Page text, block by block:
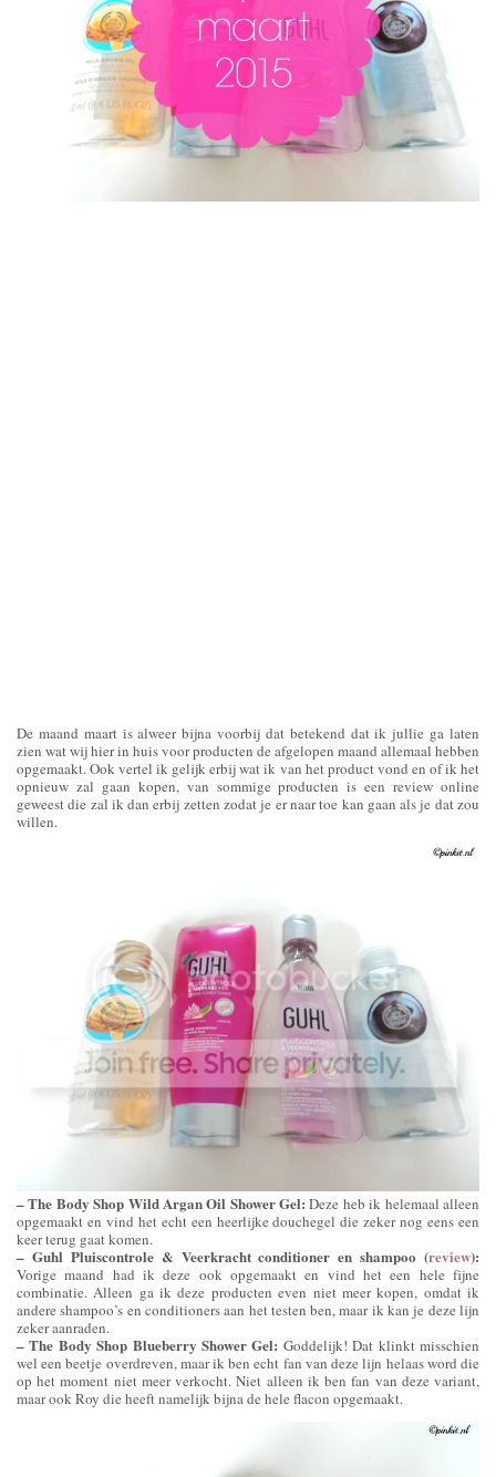
De maand maart is alweer bijna voorbij dat betekend dat ik jullie ga laten
zien wat wij hier in huis voor producten de afgelopen maand allemaal hebben
opgemaakt. Ook vertel ik gelijk erbij wat ik van het product vond en of ik het
opnieuw zal gaan kopen, van sommige producten is een review online
geweest die zal ik dan erbij zetten zodat je er naar toe kan gaan als je dat zou
willen.
– The Body Shop Wild Argan Oil Shower Gel: Deze heb ik helemaal alleen
opgemaakt en vind het echt een heerlijke douchegel die zeker nog eens een
keer terug gaat komen.
– Guhl Pluiscontrole & Veerkracht conditioner en shampoo (review):
Vorige maand had ik deze ook opgemaakt en vind het een hele fijne
combinatie. Alleen ga ik deze producten even niet meer kopen, omdat ik
andere shampoo’s en conditioners aan het testen ben, maar ik kan je deze lijn
zeker aanraden.
– The Body Shop Blueberry Shower Gel: Goddelijk! Dat klinkt misschien
wel een beetje overdreven, maar ik ben echt fan van deze lijn helaas word die
op het moment niet meer verkocht. Niet alleen ik ben fan van deze variant,
maar ook Roy die heeft namelijk bijna de hele flacon opgemaakt.